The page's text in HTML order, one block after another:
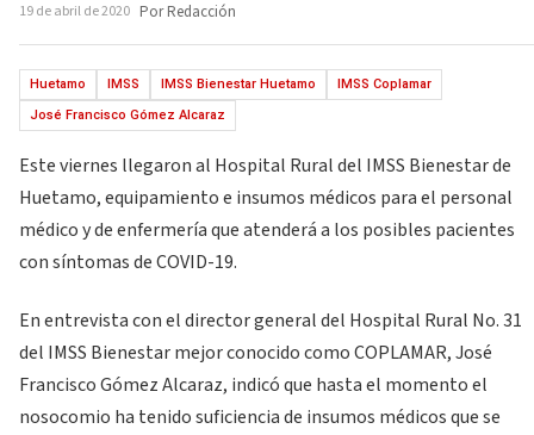
19 de abril de 2020 Por Redacción
Huetamo IMSS IMSS Bienestar Huetamo
IMSS Coplamar
José Francisco Gómez Alcaraz
Este viernes llegaron al Hospital Rural del IMSS Bienestar de
Huetamo, equipamiento e insumos médicos para el personal
médico y de enfermería que atenderá a los posibles pacientes
con síntomas de COVID-19.
En entrevista con el director general del Hospital Rural No. 31
del IMSS Bienestar mejor conocido como COPLAMAR, José
Francisco Gómez Alcaraz, indicó que hasta el momento el
nosocomio ha tenido suficiencia de insumos médicos que se